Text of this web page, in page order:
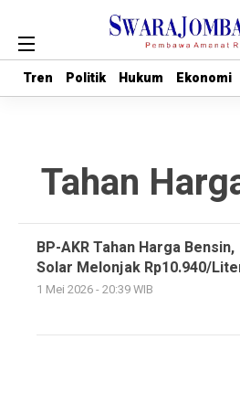
Tren Politik Hukum Ekonomi
Tren Politik Hukum Ekonomi
Tahan
BP-AKR Tahan Harga Bensin,
Solar Melonjak Rp10.940/
1 Mei 2026 - 20:39 WIB